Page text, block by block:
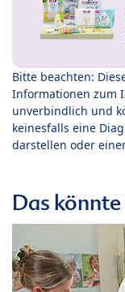
Bitte beachten:
Informationen zum
unverbindlich und
keinesfalls eine
darstellen oder
Das